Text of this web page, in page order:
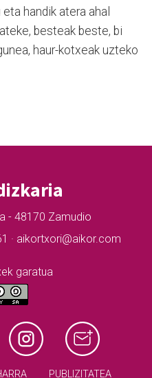
handik atera ahal
besteak beste, bi
haur-kotxeak uzteko
- 48170 Zamudio
· aikortxori@aikor.com
garatua
PUBLIZITATEA